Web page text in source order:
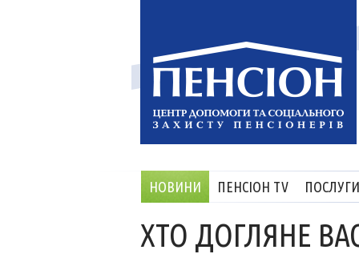
НОВИНИ ПЕНСІОН TV ПОСЛУГИ
ХТО ДОГЛЯНЕ